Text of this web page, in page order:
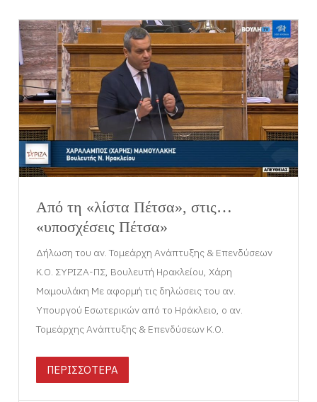
Από τη «λίστα Πέτσα», στις…
«υποσχέσεις Πέτσα»
Δήλωση του αν. Τομεάρχη Ανάπτυξης & Επενδύσεων
Κ.Ο. ΣΥΡΙΖΑ-ΠΣ, Βουλευτή Ηρακλείου, Χάρη
Μαμουλάκη Με αφορμή τις δηλώσεις του αν.
Υπουργού Εσωτερικών από το Ηράκλειο, ο αν.
Τομεάρχης Ανάπτυξης & Επενδύσεων Κ.Ο.
ΠΕΡΙΣΣΟΤΕΡΑ